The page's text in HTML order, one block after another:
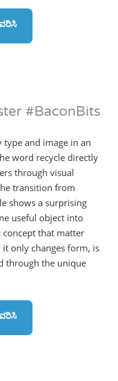
#BaconBits
type and image in an
word recycle directly
through visual
transition from
shows a surprising
useful object into
concept that matter
it only changes form, is
through the unique